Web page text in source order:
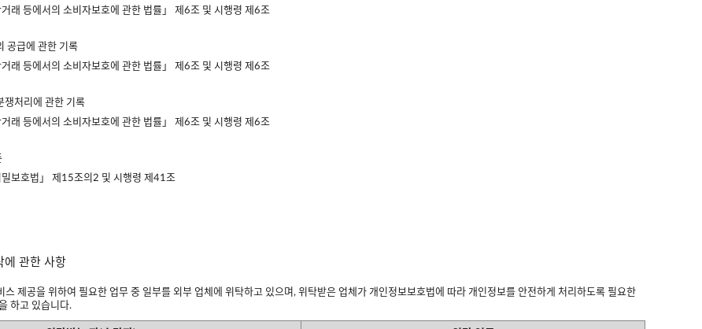
래 등에서의 소비자보호에 관한 법률」 제6조 및 시행령 제6조
공급에 관한 기록
래 등에서의 소비자보호에 관한 법률」 제6조 및 시행령 제6조
쟁처리에 관한 기록
래 등에서의 소비자보호에 관한 법률」 제6조 및 시행령 제6조
보호법」 제15조의2 및 시행령 제41조
에 관한 사항
스 제공을 위하여 필요한 업무 중 일부를 외부 업체에 위탁하고 있으며, 위탁받은 업체가 개인정보보호법에 따라 개인정보를 안전하게 처리하도록 필요한
하고 있습니다.